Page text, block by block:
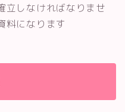
立しなければなりませ
料になります